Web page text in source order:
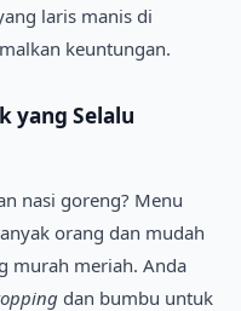
laris manis di
keuntungan.
yang Selalu
nasi goreng? Menu
orang dan mudah
murah meriah. Anda
dan bumbu untuk